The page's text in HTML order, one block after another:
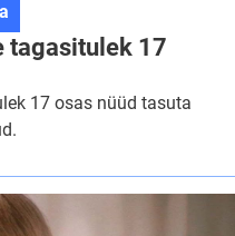
2
ehk
Valdise
tagasitulek
osas
tagasitulek 17
17 osas nüüd tasuta